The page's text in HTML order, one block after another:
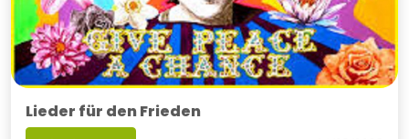
Lieder für den Frieden